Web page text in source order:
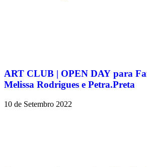
ART CLUB | OPEN DAY para
Melissa Rodrigues e Petra.Preta
10 de Setembro 2022